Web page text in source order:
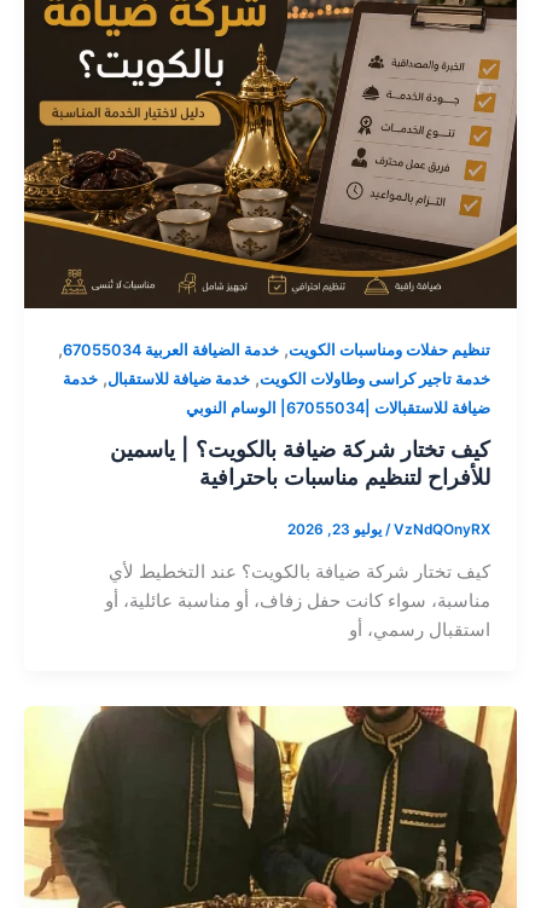
تنظيم حفلات ومناسبات الكويت, خدمة الضيافة العربية 67055034 ,
خدمة تاجير كراسى وطاولات الكويت, خدمة ضيافة للاستقبال, خدمة
ضيافة للاستقبالات |67055034| الوسام النوبي
كيف تختار شركة ضيافة بالكويت؟ | ياسمين
للأفراح لتنظيم مناسبات باحترافية
VzNdQOnyRX
/ يوليو 23, 2026
كيف تختار شركة ضيافة بالكويت؟ عند التخطيط لأي
مناسبة، سواء كانت حفل زفاف، أو مناسبة عائلية، أو
استقبال رسمي، أو